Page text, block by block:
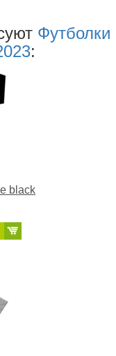
Футболки
:
black